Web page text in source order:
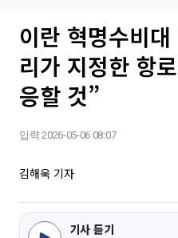
이란 혁명수비
리가 지정한 항
응할 것”
입력 2026-05-06 08:07
김해욱 기자
기사 듣기